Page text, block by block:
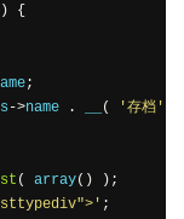
)
{
;
->name . ( '存档'
( array()
);
;